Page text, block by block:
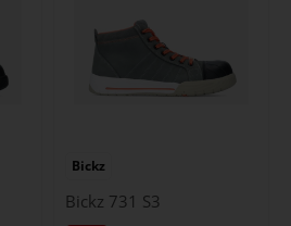
Bickz
Bickz 731 S3